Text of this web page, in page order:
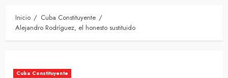
Inicio
Cuba Constituyente
Alejandro Rodríguez, el honesto sustituido
Cuba Constituyente